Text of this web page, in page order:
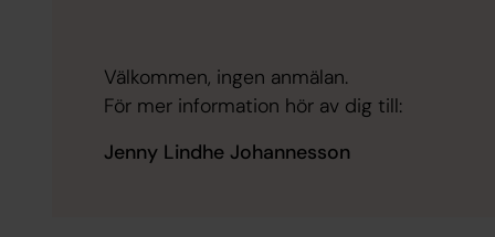
Välkommen, ingen anmälan.
För mer information hör av dig till:
Jenny Lindhe Johannesson